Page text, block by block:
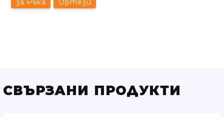
за Ръка Ортези
СВЪРЗАНИ ПРОДУКТИ